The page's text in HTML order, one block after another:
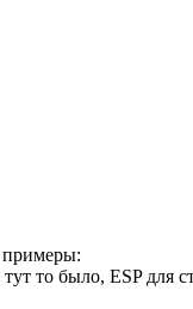
примеры:
то было, ЕSP для